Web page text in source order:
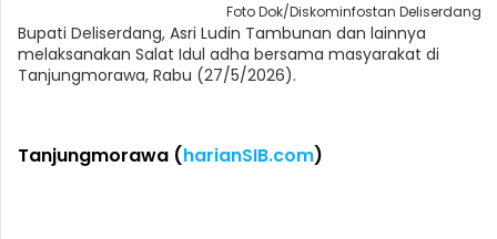
Foto Dok/Diskominfostan Deliserdang
Bupati Deliserdang, Asri Ludin Tambunan dan lainnya
melaksanakan Salat Idul adha bersama masyarakat di
Tanjungmorawa, Rabu (27/5/2026).
Tanjungmorawa (harianSIB.com)